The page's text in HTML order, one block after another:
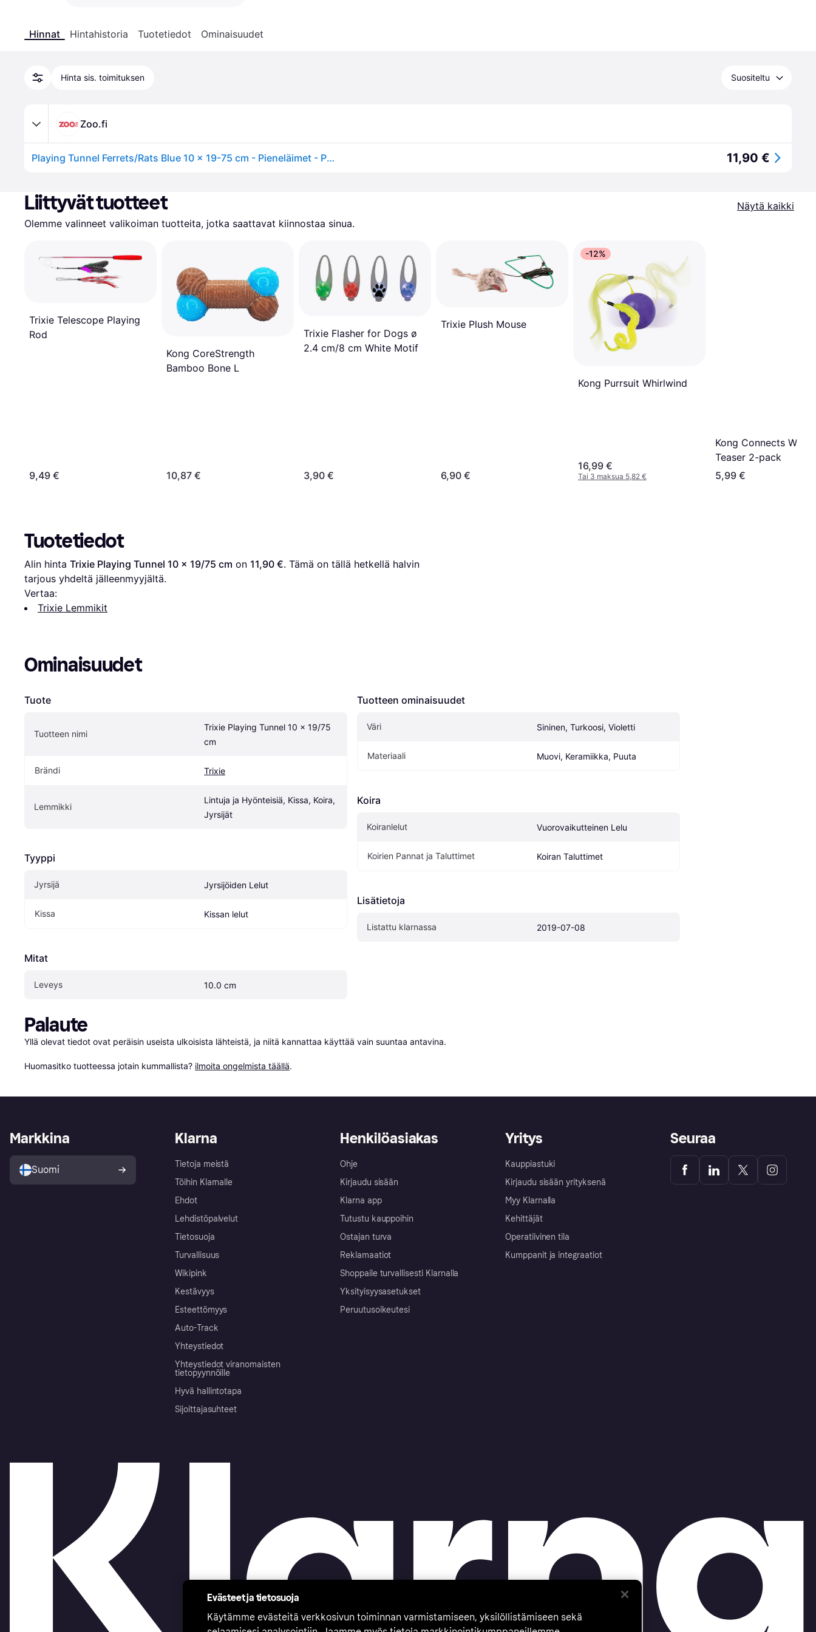
Hinnat Hintahistoria Tuotetiedot Ominaisuudet
Hinta sis. toimituksen Suositeltu
Zoo.fi
Playing Tunnel Ferrets/Rats Blue 10 x 19-75 cm - Pieneläimet - Pesät ja häkkitarvikkeet - Leikkitunnelit ja Putket - Trixie 11,90 €
Liittyvät tuotteet
Näytä kaikki
Olemme valinneet valikoiman tuotteita, jotka saattavat kiinnostaa sinua.
Trixie Telescope Playing
Rod
9,49 €
Kong CoreStrength
Bamboo Bone L
10,87 €
Trixie Flasher for Dogs ø
2.4 cm/8 cm White Motif
3,90 €
Trixie Plush Mouse
6,90 €
-12%
Kong Purrsuit Whirlwind
16,99 €
Tai 3 maksua 5,82 €
Kong Connects
Teaser 2-pack
5,99 €
Tuotetiedot
Alin hinta Trixie Playing Tunnel 10 x 19/75 cm on 11,90 €. Tämä on tällä hetkellä halvin
tarjous yhdeltä jälleenmyyjältä.
Vertaa:
Trixie Lemmikit
Ominaisuudet
Tuote
Tuotteen nimi
Trixie Playing Tunnel 10 x 19/75
cm
Brändi Trixie
Lemmikki
Lintuja ja Hyönteisiä, Kissa, Koira,
Jyrsijät
Tyyppi
Jyrsijä Jyrsijöiden Lelut
Kissa Kissan lelut
Mitat
Leveys 10.0 cm
Tuotteen ominaisuudet
Väri Sininen, Turkoosi, Violetti
Materiaali Muovi, Keramiikka, Puuta
Koira
Koiranlelut Vuorovaikutteinen Lelu
Koirien Pannat ja Taluttimet Koiran Taluttimet
Lisätietoja
Listattu klarnassa 2019-07-08
Palaute
Yllä olevat tiedot ovat peräisin useista ulkoisista lähteistä, ja niitä kannattaa käyttää vain suuntaa antavina.
Huomasitko tuotteessa jotain kummallista? ilmoita ongelmista täällä.
Klarna
Tietoja meistä
Töihin Klarnalle
Ehdot
Lehdistöpalvelut
Tietosuoja
Turvallisuus
Wikipink
Kestävyys
Esteettömyys
Auto-Track
Yhteystiedot
Yhteystiedot viranomaisten
tietopyynnöille
Hyvä hallintotapa
Sijoittajasuhteet
Henkilöasiakas
Ohje
Kirjaudu sisään
Klarna app
Tutustu kauppoihin
Ostajan turva
Reklamaatiot
Shoppaile turvallisesti Klarnalla
Yksityisyysasetukset
Peruutusoikeutesi
Yritys
Kauppiastuki
Kirjaudu sisään yrityksenä
Myy Klarnalla
Kehittäjät
Operatiivinen tila
Kumppanit ja integraatiot
Markkina
Suomi
Seuraa
Evästeet ja tietosuoja
Käytämme evästeitä verkkosivun toiminnan varmistamiseen, yksilöllistämiseen sekä